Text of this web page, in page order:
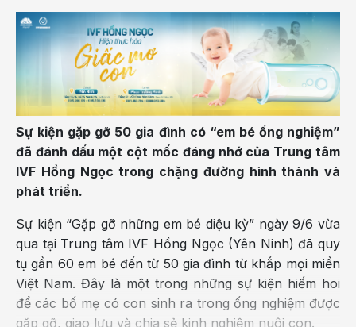
Sự kiện gặp gỡ 50 gia đình có “em bé ống nghiệm”
đã đánh dấu một cột mốc đáng nhớ của Trung tâm
IVF Hồng Ngọc trong chặng đường hình thành và
phát triển.
Sự kiện “Gặp gỡ những em bé diệu kỳ” ngày 9/6 vừa
qua tại Trung tâm IVF Hồng Ngọc (Yên Ninh) đã quy
tụ gần 60 em bé đến từ 50 gia đình từ khắp mọi miền
Việt Nam. Đây là một trong những sự kiện hiếm hoi
để các bố mẹ có con sinh ra trong ống nghiệm được
gặp gỡ, giao lưu và chia sẻ kinh nghiệm nuôi con.